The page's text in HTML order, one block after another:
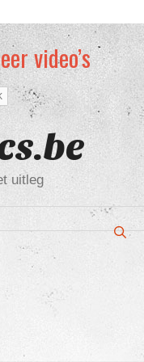
video’s
uitleg